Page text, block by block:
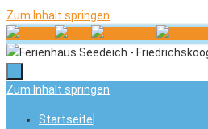
Zum Inhalt springen
Zum Inhalt springen
Startseite